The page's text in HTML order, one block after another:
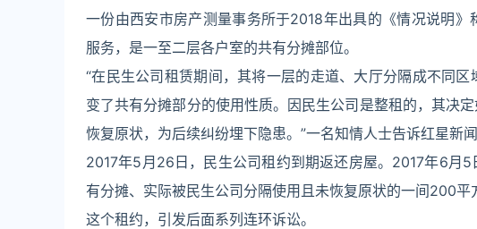
一份由西安市房产测量事务所于2018年出具的《情况说明
服务，是一至二层各户室的共有分摊部位。
“在民生公司租赁期间，其将一层的走道、大厅分隔成不同
变了共有分摊部分的使用性质。因民生公司是整租的，其决
恢复原状，为后续纠纷埋下隐患。”一名知情人士告诉红星新闻
2017年5月26日，民生公司租约到期返还房屋。2017年6月
有分摊、实际被民生公司分隔使用且未恢复原状的一间200平
这个租约，引发后面系列连环诉讼。